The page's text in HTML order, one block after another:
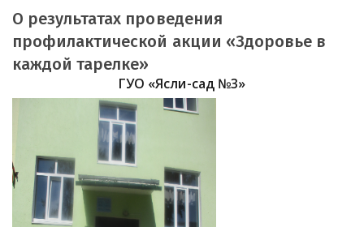
О результатах проведения
профилактической акции «Здоровье в
каждой тарелке»
ГУО «Ясли-сад №3»